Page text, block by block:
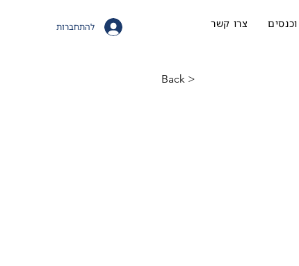
להתחברות צרו קשר
< Back